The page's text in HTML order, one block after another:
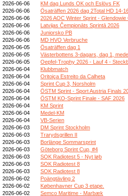
2026-06-06
KM dag Lunds OK och Eslövs FK
2026-06-06
Ösaträffen 2026 dag 2Total HD 14-
2026-06-06
2026 AOC Winter Sprint - Glendowie
2026-06-06
Latvijas Čempionāts Sprintā 2026
2026-06-06
Juniorsko PB
2026-06-06
MD HVO Verbruche
2026-06-05
Ösaträffen dag 1
2026-06-05
Västerbottens 3-dagars, dag 1,
2026-06-05
Oepfel-Trophy 2026 - Lauf 4 -
2026-06-04
Klubbmatch
2026-06-04
Oritoiça Estreito da Calheta
2026-06-04
Sprint Cup 3, Norsholm
2026-06-04
ÖSTM Sprint - Sport Austria Finals
2026-06-04
ÖSTM KO-Sprint Finale - SAF 2026
2026-06-04
KM Sprint
2026-06-04
Medel-KM
2026-06-04
VB-Serien
2026-06-03
DM Sprint Stockholm
2026-06-03
Trarydsgrillen II
2026-06-03
Borlänge Sommarsprint
2026-06-03
Göteborg Sprint Cup, #4
2026-06-03
SOK Radiotest 5 - Nyt løb
2026-06-03
SOK Radiotest 8
2026-06-03
SOK Radiotest 8
2026-06-02
Poängtävling 2
2026-06-02
Københavner Cup 3 etape.
2026-06-02
Semco Maritime - Marbæk